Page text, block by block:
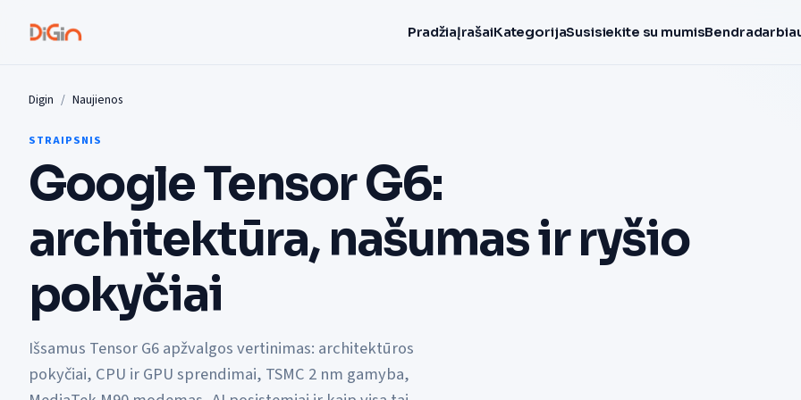
PradžiaĮrašaiKategorijaSusisiekite su mumis
Digin Naujienos
STRAIPSNIS
Google Tensor G6:
architektūra, našumas ir ryšio
pokyčiai
Išsamus Tensor G6 apžvalgos vertinimas: architektūros
pokyčiai, CPU ir GPU sprendimai, TSMC 2 nm gamyba,